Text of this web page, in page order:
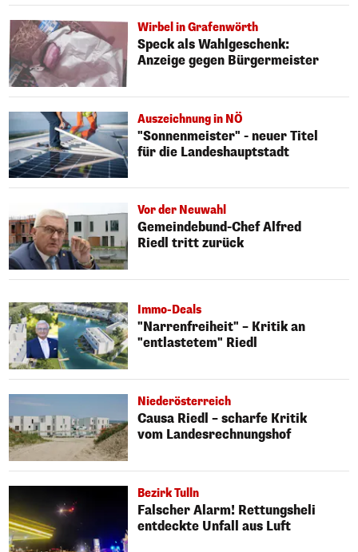
Wirbel in Grafenwörth
Speck als Wahlgeschenk:
Anzeige gegen Bürgermeister
Auszeichnung in NÖ
"Sonnenmeister" - neuer Titel
für die Landeshauptstadt
Vor der Neuwahl
Gemeindebund-Chef Alfred
Riedl tritt zurück
Immo-Deals
"Narrenfreiheit" – Kritik an
"entlastetem" Riedl
Niederösterreich
Causa Riedl – scharfe Kritik
vom Landesrechnungshof
Bezirk Tulln
Falscher Alarm! Rettungsheli
entdeckte Unfall aus Luft